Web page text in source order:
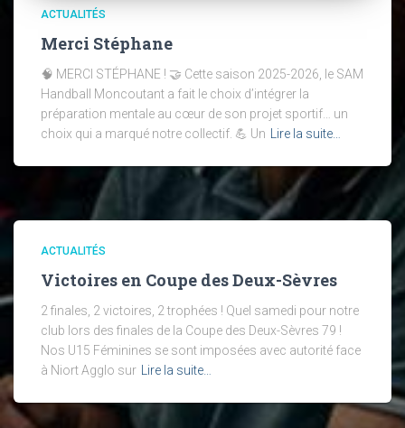
ACTUALITÉS
Merci Stéphane
🧠 MERCI STÉPHANE ! 🤝 Cette saison 2025-2026, le SAM
Handball Moncoutant a fait le choix d’intégrer la
préparation mentale au cœur de son projet sportif… un
choix qui a marqué notre collectif. 💪 Un
Lire la suite…
ACTUALITÉS
Victoires en Coupe des Deux-Sèvres
2 finales, 2 victoires, 2 trophées ! Quel samedi pour notre
club lors des finales de la Coupe des Deux-Sèvres 79 !
Nos U15 Féminines se sont imposées avec autorité face
à Niort Agglo sur
Lire la suite…